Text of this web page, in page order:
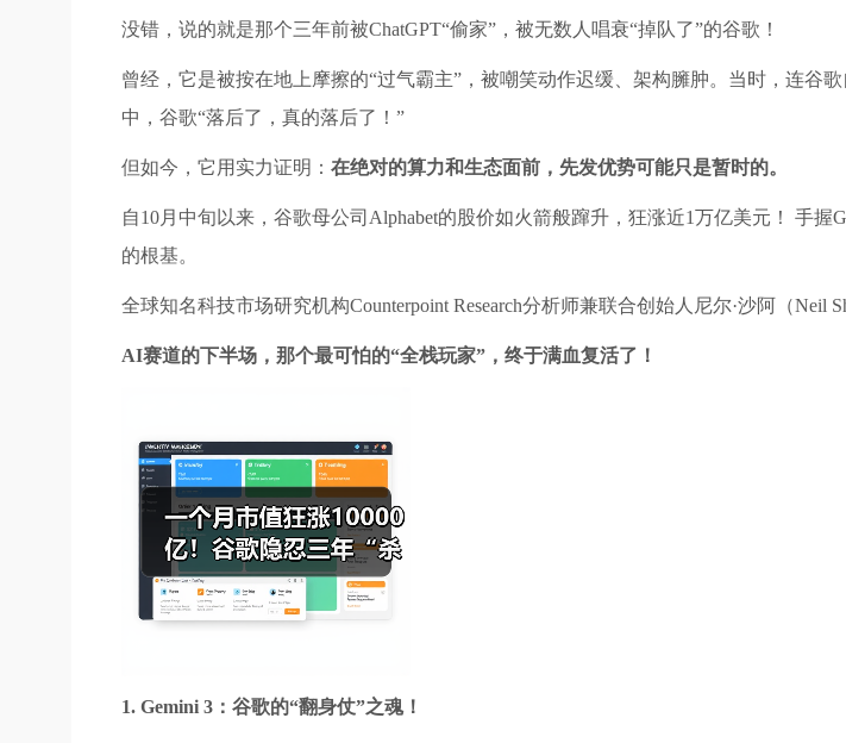
没错，说的就是那个三年前被ChatGPT“偷家”，被无数人唱衰“掉队了”的谷歌！
曾经，它是被按在地上摩擦的“过气霸主”，被嘲笑动作迟缓、架构臃肿。当时，连谷
中，谷歌“落后了，真的落后了！”
但如今，它用实力证明： 在绝对的算力和生态面前，先发优势可能只是暂时的。
自10月中旬以来，谷歌母公司Alphabet的股价如火箭般蹿升，狂涨近1万亿美元！ 手
的根基。
全球知名科技市场研究机构Counterpoint Research分析师兼联合创始人尼尔·沙阿（Neil
AI赛道的下半场，那个最可怕的“全栈玩家”，终于满血复活了！
1. Gemini 3：谷歌的“翻身仗”之魂！